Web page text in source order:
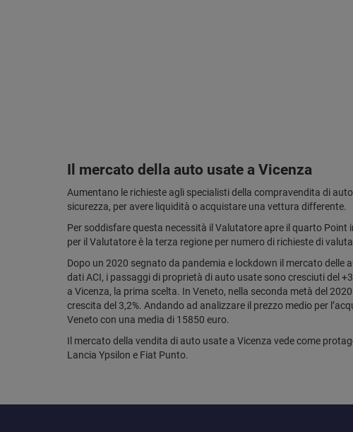
Il mercato della auto usate a Vicenza
Aumentano le richieste agli specialisti della compravendita di
sicurezza, per avere liquidità o acquistare una vettura differente.
Per soddisfare questa necessità il Valutatore apre il quarto
per il Valutatore è la terza regione per numero di richieste di
Dopo un 2020 segnato da pandemia e lockdown il mercato
dati ACI, i passaggi di proprietà di auto usate sono cresciuti del
a Vicenza, la prima scelta. In Veneto, nella seconda metà del
crescita del 3,2%. Andando ad analizzare il prezzo medio per
Veneto con una media di 15850 euro.
Il mercato della vendita di auto usate a Vicenza vede come
Lancia Ypsilon e Fiat Punto.